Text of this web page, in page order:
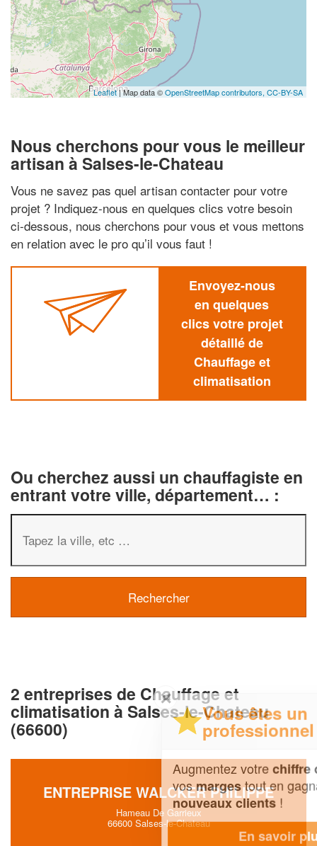
Leaflet| Map data ©OpenStreetMap contributors, CC-BY-SA
Nous cherchons pour vous le meilleur
artisan à Salses-le-Chateau
Vous ne savez pas quel artisan contacter pour votre
projet ? Indiquez-nous en quelques clics votre besoin
ci-dessous, nous cherchons pour vous et vous mettons
en relation avec le pro qu’il vous faut !
Envoyez-nous
en quelques
clics votre projet
détaillé de
Chauffage et
climatisation
Ou cherchez aussi un chauffagiste en
entrant votre ville, département… :
2 entreprises de Chauffage et
climatisation à Salses-le-Chateau
(66600)
ENTREPRISE WALCKER PHILIPPE
Hameau De Garrieux
66600 Salses-le-Chateau
✕
Vous êtes un
professionnel ?
Augmentez votrechiffre d'affaireset
vosmargestout en gagnant de
nouveaux clients!
En savoir plus